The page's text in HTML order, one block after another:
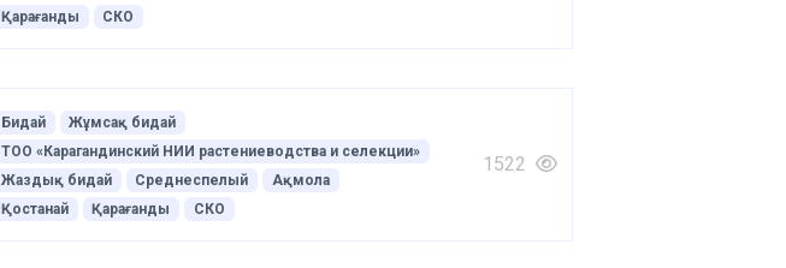
Қарағанды
СКО
Бидай
Жұмсақ бидай
ТОО «Карагандинский НИИ растениеводства и селекции»
Жаздық бидай
Среднеспелый
Ақмола
Қостанай
Қарағанды СКО
1522